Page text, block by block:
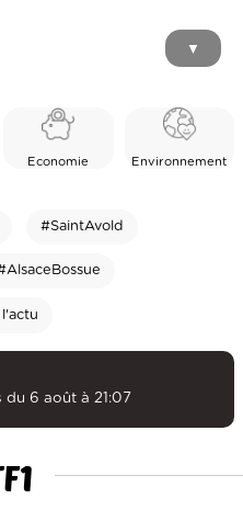
▼
Economie Environnement
#SaintAvold
6 août à 21:07